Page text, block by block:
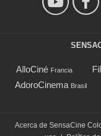
AlloCiné Francia
AdoroCinema Brasil
Acerca de SensaCine